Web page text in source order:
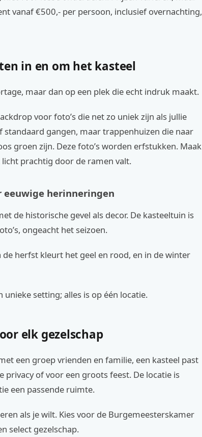
vanaf €500,- per persoon, inclusief overnachting,
in en om het kasteel
maar dan op een plek die echt indruk maakt.
voor foto’s die net zo uniek zijn als jullie
standaard gangen, maar trappenhuizen die naar
groen zijn. Deze foto’s worden erfstukken. Maak
prachtig door de ramen valt.
herinneringen
de historische gevel als decor. De kasteeltuin is
ongeacht het seizoen.
herfst kleurt het geel en rood, en in de winter
unieke setting; alles is op één locatie.
elk gezelschap
een groep vrienden en familie, een kasteel past
privacy of voor een groots feest. De locatie is
een passende ruimte.
als je wilt. Kies voor de Burgemeesterskamer
select gezelschap.